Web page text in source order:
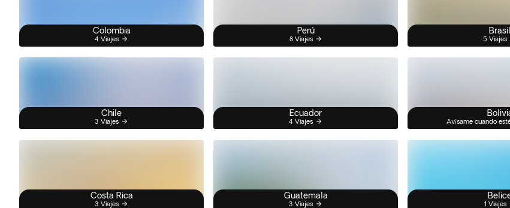
Colombia
4 Viajes
Perú
8 Viajes
Brasil
5 Viajes
Chile
3 Viajes
Ecuador
4 Viajes Avísame cuando
Costa Rica
3 Viajes
Guatemala
3 Viajes 1 Viajes